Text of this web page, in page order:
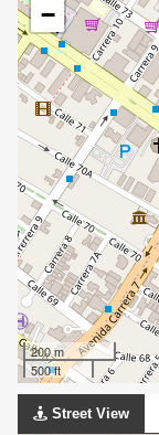
−
200 m
500 ft
Street View